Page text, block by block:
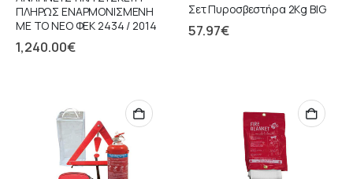
ΠΛΗΡΩΣ ΕΝΑΡΜΟΝΙΣΜΕΝΗ
ΜΕ ΤΟ ΝΕΟ ΦΕΚ 2434 / 2014
1,240.00€
Σετ Πυροσβεστήρα 2Kg BIG
57.97€